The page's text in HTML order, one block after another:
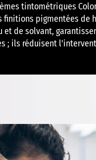
tintométriques
finitions pigmentées de
et de solvant,
; ils réduisent